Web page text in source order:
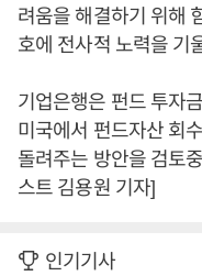
려움을 해결하기 위해
호에 전사적 노력을 기
기업은행은 펀드 투자
미국에서 펀드자산 회
돌려주는 방안을 검토
스트 김용원 기자]
인기기사